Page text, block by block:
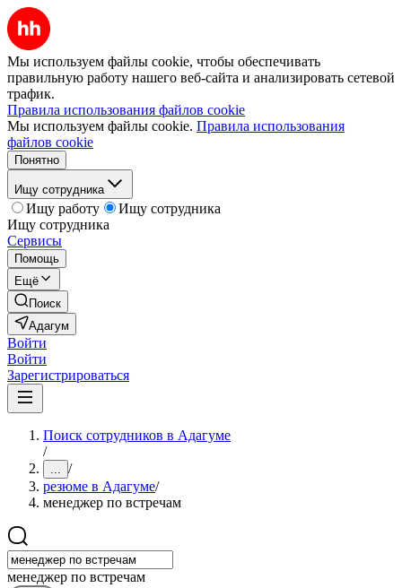
Мы используем файлы cookie, чтобы обеспечивать
правильную работу нашего веб-сайта и анализировать сетевой
трафик.
Правила использования файлов cookie
Мы используем файлы cookie. Правила использования
файлов cookie
Понятно
Ищу сотрудника
Ищу работу
Ищу сотрудника
Ищу сотрудника
Сервисы
Помощь
Ещё
Поиск
Адагум
Войти
Войти
Зарегистрироваться
Поиск сотрудников в Адагуме
/
... /
резюме в Адагуме/
менеджер по встречам
менеджер по встречам